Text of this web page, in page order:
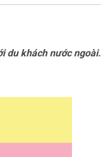
du khách nước ngoài.